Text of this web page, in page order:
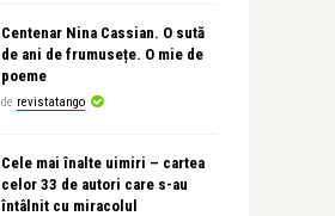
Centenar Nina Cassian. O sută
de ani de frumusețe. O mie de
poeme
de revistatango
Cele mai înalte uimiri – cartea
celor 33 de autori care s-au
întâlnit cu miracolul